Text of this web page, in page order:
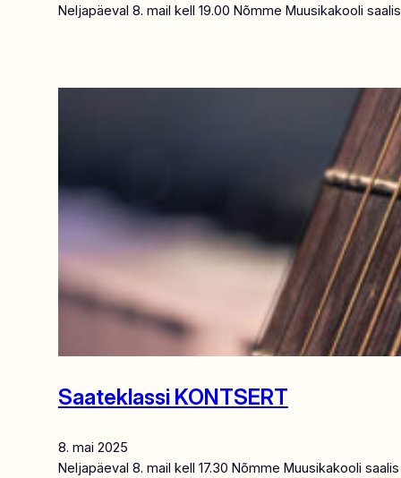
Neljapäeval 8. mail kell 19.00 Nõmme Muusikakooli saalis
Saateklassi KONTSERT
8. mai 2025
Neljapäeval 8. mail kell 17.30 Nõmme Muusikakooli saalis